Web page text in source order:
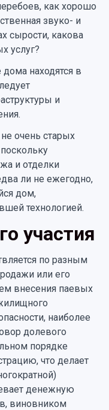
как хорошо
звуко- и
сырости, какова
услуг?
находятся в
и
очень старых
и отделки
ли не ежегодно,
дом,
технологией.
участия
по разным
или его
внесения паевых
наиболее
долевого
порядке
что делает
денежную
виновником